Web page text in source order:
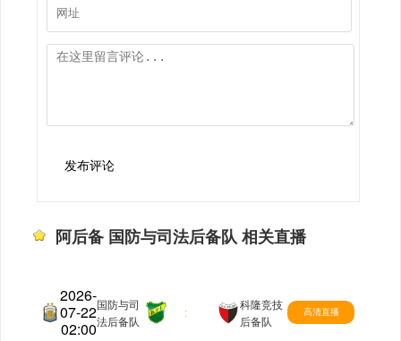
发布评论
阿后备 国防与司法后备队 相关直播
2026-
07-22
02:00
阿后备
国防与司
法后备队
:
科隆竞技
后备队
高清直播